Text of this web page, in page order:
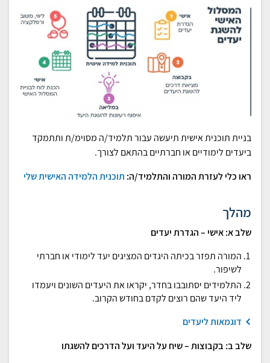
בניית תוכנית אישית תיעשה עבור תלמיד/ה מסוימ/ת ותתמקד
ביעדים לימודיים או חברתיים בהתאם לצורך.
ראו כלי לעזרת המורה והתלמיד/ה: תוכנית הלמידה האישית שלי
מהלך
שלב א: אישי – הגדרת יעדים
המורה תפזר בכיתה היגדים המציגים יעד לימודי או חברתי
לשיפור.
התלמידים יסתובבו בחדר, יקראו את היעדים השונים ויעמדו
ליד היעד שהם רוצים לקדם בחודש הקרוב.
דוגמאות ליעדים
שלב ב: בקבוצות – שיח על היעד ועל הדרכים להשגתו